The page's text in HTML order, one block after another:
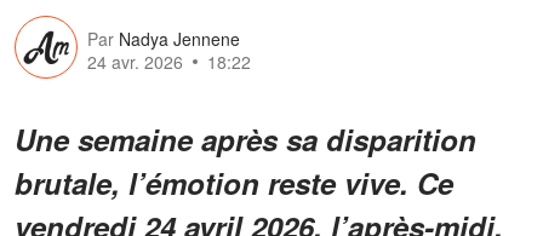
Par Nadya Jennene
24 avr. 2026
18:22
Une semaine après sa disparition
brutale, l’émotion reste vive. Ce
vendredi 24 avril 2026, l’après-midi,